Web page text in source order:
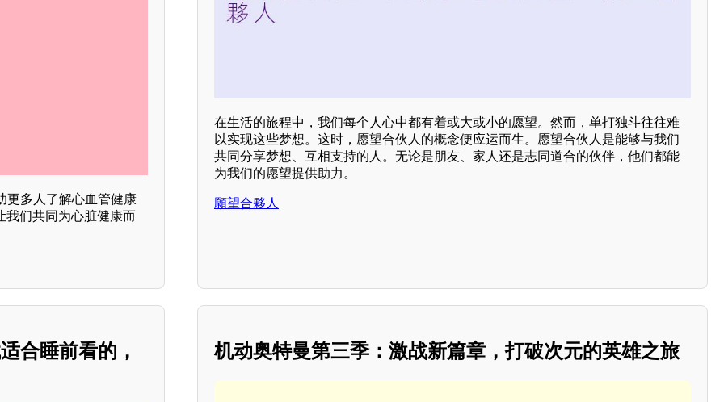
更多人了解心血管健康
我们共同为心脏健康而
在生活的旅程中，我们每个人心中都有着或大或小的愿望。然而，单打独斗往往难
以实现这些梦想。这时，愿望合伙人的概念便应运而生。愿望合伙人是能够与我们
共同分享梦想、互相支持的人。无论是朋友、家人还是志同道合的伙伴，他们都能
为我们的愿望提供助力。
願望合夥人
合睡前看的， 机动奥特曼第三季：激战新篇章，打破次元的英雄之旅